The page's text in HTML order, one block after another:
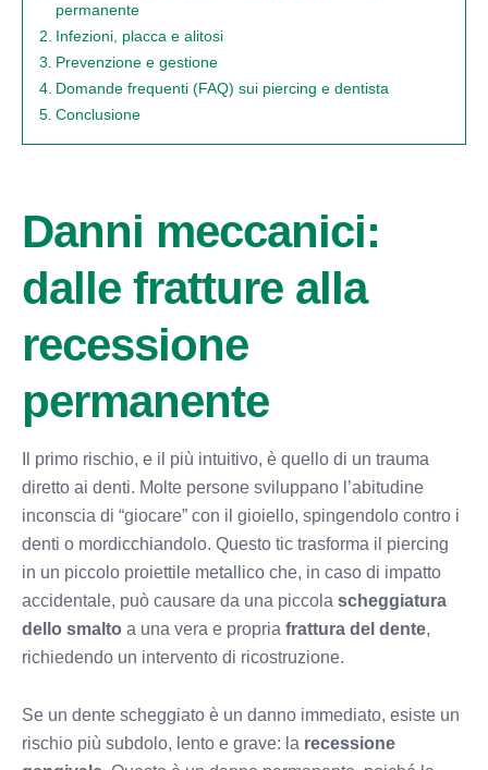
permanente
Infezioni, placca e alitosi
Prevenzione e gestione
Domande frequenti (FAQ) sui piercing e dentista
Conclusione
Danni meccanici:
dalle fratture alla
recessione
permanente
Il primo rischio, e il più intuitivo, è quello di un trauma
diretto ai denti. Molte persone sviluppano l’abitudine
inconscia di “giocare” con il gioiello, spingendolo contro i
denti o mordicchiandolo. Questo tic trasforma il piercing
in un piccolo proiettile metallico che, in caso di impatto
accidentale, può causare da una piccola scheggiatura
dello smalto a una vera e propria frattura del dente,
richiedendo un intervento di ricostruzione.
Se un dente scheggiato è un danno immediato, esiste un
rischio più subdolo, lento e grave: la recessione